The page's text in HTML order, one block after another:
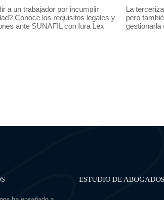
a un trabajador por incumplir
Conoce los requisitos legales y
ante SUNAFIL con Iura Lex
La
pero
gestionarla
ESTUDIO DE ABOGADOS